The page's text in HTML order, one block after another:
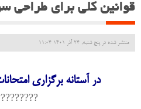
قوانین کلی برای طراحی
منتشر شده در پنج شنبه, 24 آذر 1401 11:04
در آستانه برگزاری